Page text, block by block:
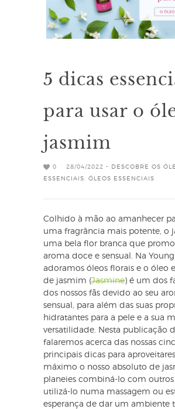
5 dicas
para usar o
jasmim
0 28/04/2022 -
DESCOBRE OS
ESSENCIAIS
ÓLEOS ESSENCIAIS
Colhido à mão ao amanhecer
uma fragrância mais potente, o
uma bela flor branca que
aroma doce e sensual. Na Young
adoramos óleos florais e o óleo
de jasmim (Jasmine) é um dos
dos nossos fãs devido ao seu
sensual, para além das suas
hidratantes para a pele e a sua
versatilidade. Nesta publicação
falaremos acerca das nossas
principais dicas para
máximo o nosso absoluto de
planeies combiná-lo com outros
utilizá-lo numa massagem ou
esperança de dar um ambiente